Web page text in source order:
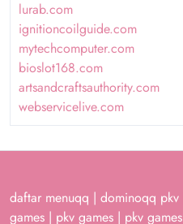
lurab.com
ignitioncoilguide.com
mytechcomputer.com
bioslot168.com
artsandcraftsauthority.com
webservicelive.com
daftar menuqq | dominoqq pkv
games | pkv games | pkv games